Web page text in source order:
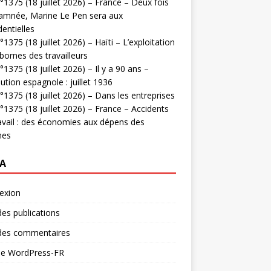
Marine Le Pen sera aux
(18 juillet 2026) – Haïti – L’exploitation
des travailleurs
(18 juillet 2026) – Il y a 90 ans –
espagnole : juillet 1936
(18 juillet 2026) – Dans les entreprises
(18 juillet 2026) – France – Accidents
: des économies aux dépens des
publications
commentaires
WordPress-FR